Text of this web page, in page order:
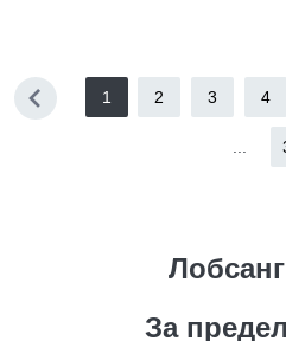
1 2 3 4
За